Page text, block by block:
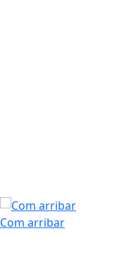
Com arribar